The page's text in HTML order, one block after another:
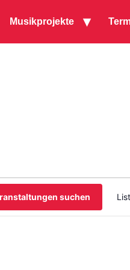
Musikprojekte
suchen